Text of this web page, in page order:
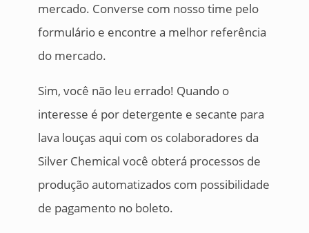
mercado. Converse com nosso time pelo
formulário e encontre a melhor referência
do mercado.
Sim, você não leu errado! Quando o
interesse é por detergente e secante para
lava louças aqui com os colaboradores da
Silver Chemical você obterá processos de
produção automatizados com possibilidade
de pagamento no boleto.